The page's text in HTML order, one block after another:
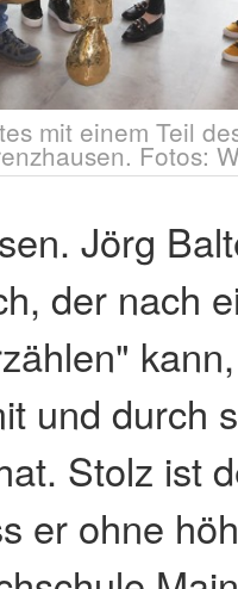
mit einem Teil
Fotos:
Jörg
der nach
und durch
Stolz ist
er ohne